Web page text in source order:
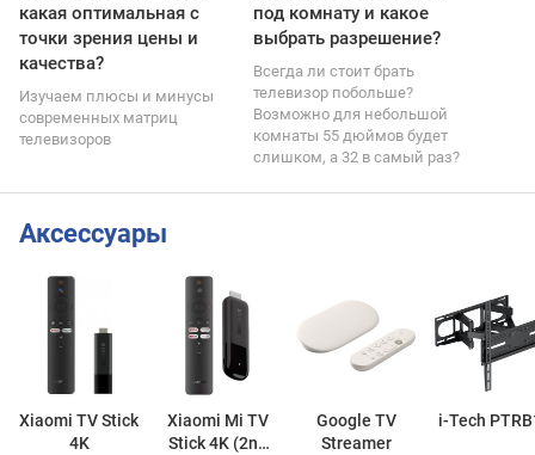
какая оптимальная с
точки зрения цены и
качества?
Изучаем плюсы и минусы
современных матриц
телевизоров
под комнату и какое
выбрать разрешение?
Всегда ли стоит брать
телевизор побольше?
Возможно для небольшой
комнаты 55 дюймов будет
слишком, а 32 в самый раз?
Аксессуары
Xiaomi TV Stick
4K
Xiaomi Mi TV
Stick 4K (2nd
Google TV
Streamer
i-Tech